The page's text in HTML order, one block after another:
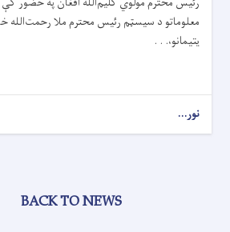
معلوماتو د سیسټم رئیس محترم ملا رحمت‌الله
یتیمانو،. . .
نور...
BACK TO NEWS